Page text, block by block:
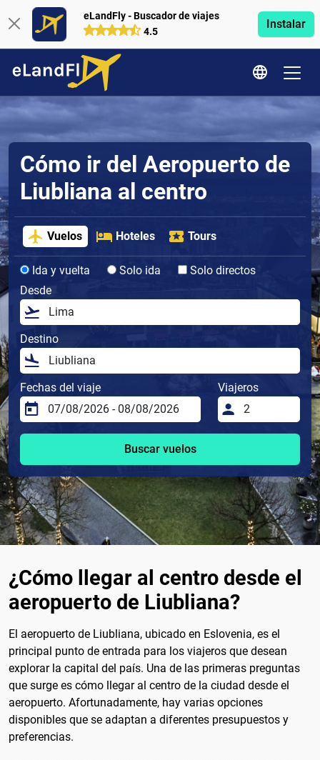
eLandFly - Buscador de viajes
4.5
Instalar
Cómo ir del Aeropuerto de
Liubliana al centro
Vuelos Hoteles Tours
Ida y vuelta Solo ida
Solo directos
Desde
Destino
Fechas del viaje Viajeros
Buscar vuelos
¿Cómo llegar al centro desde el
aeropuerto de Liubliana?
El aeropuerto de Liubliana, ubicado en Eslovenia, es el
principal punto de entrada para los viajeros que desean
explorar la capital del país. Una de las primeras preguntas
que surge es cómo llegar al centro de la ciudad desde el
aeropuerto. Afortunadamente, hay varias opciones
disponibles que se adaptan a diferentes presupuestos y
preferencias.